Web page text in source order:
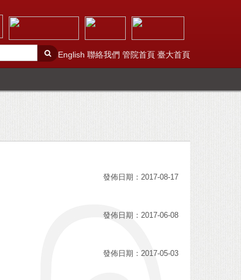
English 聯絡我們 管院首頁 臺大首頁
發佈日期：2017-08-17
發佈日期：2017-06-08
發佈日期：2017-05-03